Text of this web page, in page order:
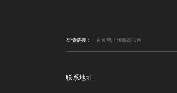
友情链接： 百灵电子传感器官网
联系地址